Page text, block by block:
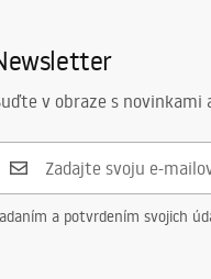
145
24 mesiacov
v obraze s novinkami
a potvrdením svojich